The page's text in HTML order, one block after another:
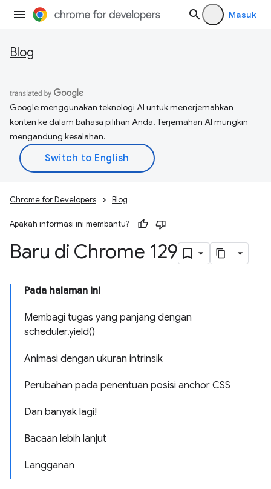
Masuk
Blog
Google menggunakan teknologi AI untuk menerjemahkan
konten ke dalam bahasa pilihan Anda. Terjemahan AI mungkin
mengandung kesalahan.
Chrome for Developers Blog
Apakah informasi ini membantu?
Baru di Chrome 129
Pada halaman ini
Membagi tugas yang panjang dengan
scheduler.yield()
Animasi dengan ukuran intrinsik
Perubahan pada penentuan posisi anchor CSS
Dan banyak lagi!
Bacaan lebih lanjut
Langganan